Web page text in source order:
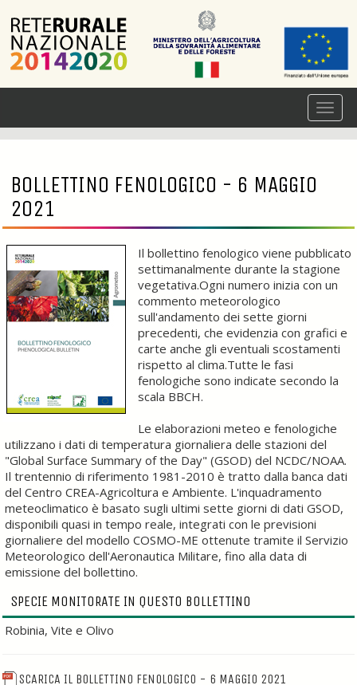
BOLLETTINO FENOLOGICO - 6 MAGGIO
2021
Il bollettino fenologico viene pubblicato
settimanalmente durante la stagione
vegetativa.Ogni numero inizia con un
commento meteorologico
sull'andamento dei sette giorni
precedenti, che evidenzia con grafici e
carte anche gli eventuali scostamenti
rispetto al clima.Tutte le fasi
fenologiche sono indicate secondo la
scala BBCH.
Le elaborazioni meteo e fenologiche
utilizzano i dati di temperatura giornaliera delle stazioni del
"Global Surface Summary of the Day" (GSOD) del NCDC/NOAA.
Il trentennio di riferimento 1981-2010 è tratto dalla banca dati
del Centro CREA-Agricoltura e Ambiente. L'inquadramento
meteoclimatico è basato sugli ultimi sette giorni di dati GSOD,
disponibili quasi in tempo reale, integrati con le previsioni
giornaliere del modello COSMO-ME ottenute tramite il Servizio
Meteorologico dell'Aeronautica Militare, fino alla data di
emissione del bollettino.
SPECIE MONITORATE IN QUESTO BOLLETTINO
Robinia, Vite e Olivo
SCARICA IL BOLLETTINO FENOLOGICO - 6 MAGGIO 2021